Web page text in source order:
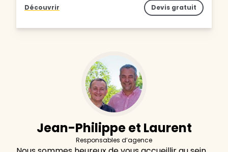
Découvrir Devis gratuit
Jean-Philippe et Laurent
Responsables d’agence